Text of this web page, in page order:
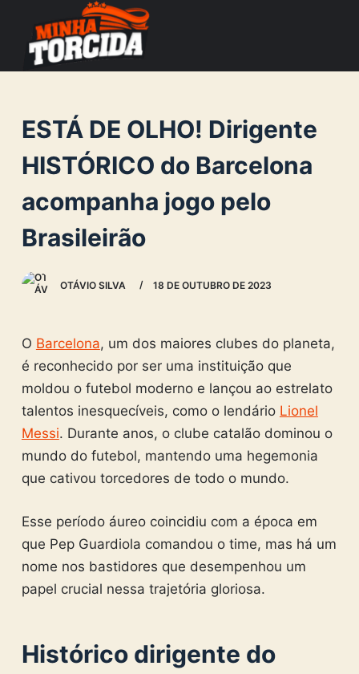
c
o
n
e
ESTÁ DE OLHO! Dirigente
HISTÓRICO do Barcelona
acompanha jogo pelo
Brasileirão
OTÁVIO SILVA 18 DE OUTUBRO DE 2023
O Barcelona, um dos maiores clubes do planeta,
é reconhecido por ser uma instituição que
moldou o futebol moderno e lançou ao estrelato
talentos inesquecíveis, como o lendário Lionel
Messi. Durante anos, o clube catalão dominou o
mundo do futebol, mantendo uma hegemonia
que cativou torcedores de todo o mundo.
Esse período áureo coincidiu com a época em
que Pep Guardiola comandou o time, mas há um
nome nos bastidores que desempenhou um
papel crucial nessa trajetória gloriosa.
Histórico dirigente do